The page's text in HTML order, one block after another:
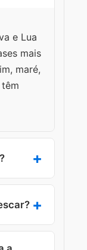
e Lua
mais
maré,
pesca
em